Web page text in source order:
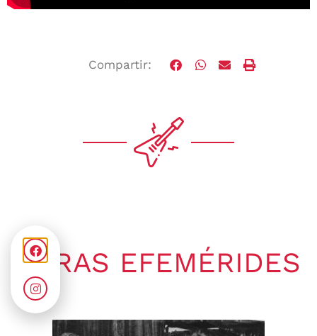
Compartir:
OTRAS EFEMÉRIDES